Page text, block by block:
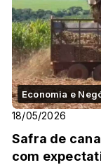
Economia e
18/05/2026
Safra de
com